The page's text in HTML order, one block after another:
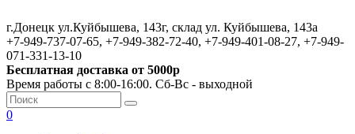
г.Донецк ул.Куйбышева, 143г, склад ул. Куйбышева, 143а
+7-949-737-07-65, +7-949-382-72-40, +7-949-401-08-27, +7-949-
071-331-13-10
Бесплатная доставка от 5000р
Время работы с 8:00-16:00. Сб-Вс - выходной
0